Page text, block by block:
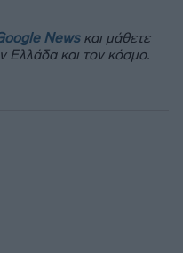
Newsκαι μάθετε
Ελλάδα και τον κόσμο.